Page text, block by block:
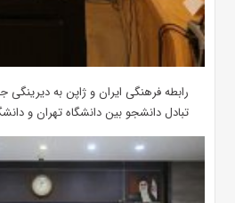
رابطه فرهنگی ایران و ژاپن به دیرینگی
تبادل دانشجو بین دانشگاه تهران و